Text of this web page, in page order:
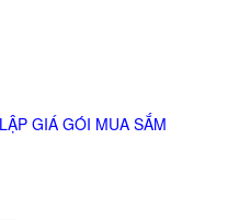
GIÁ GÓI MUA SẮM